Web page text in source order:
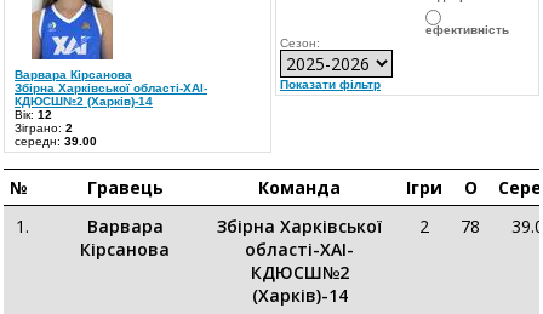
Варвара Кірсанова
Збірна Харківської області-ХАІ-
КДЮСШ№2 (Харків)-14
Вік: 12
Зіграно: 2
середн: 39.00
ефективність
Сезон:
Показати фільтр
№ Гравець Команда Ігри О
1.
Варвара
Кірсанова
Збірна Харківської
області-ХАІ-
КДЮСШ№2
(Харків)-14
2 78